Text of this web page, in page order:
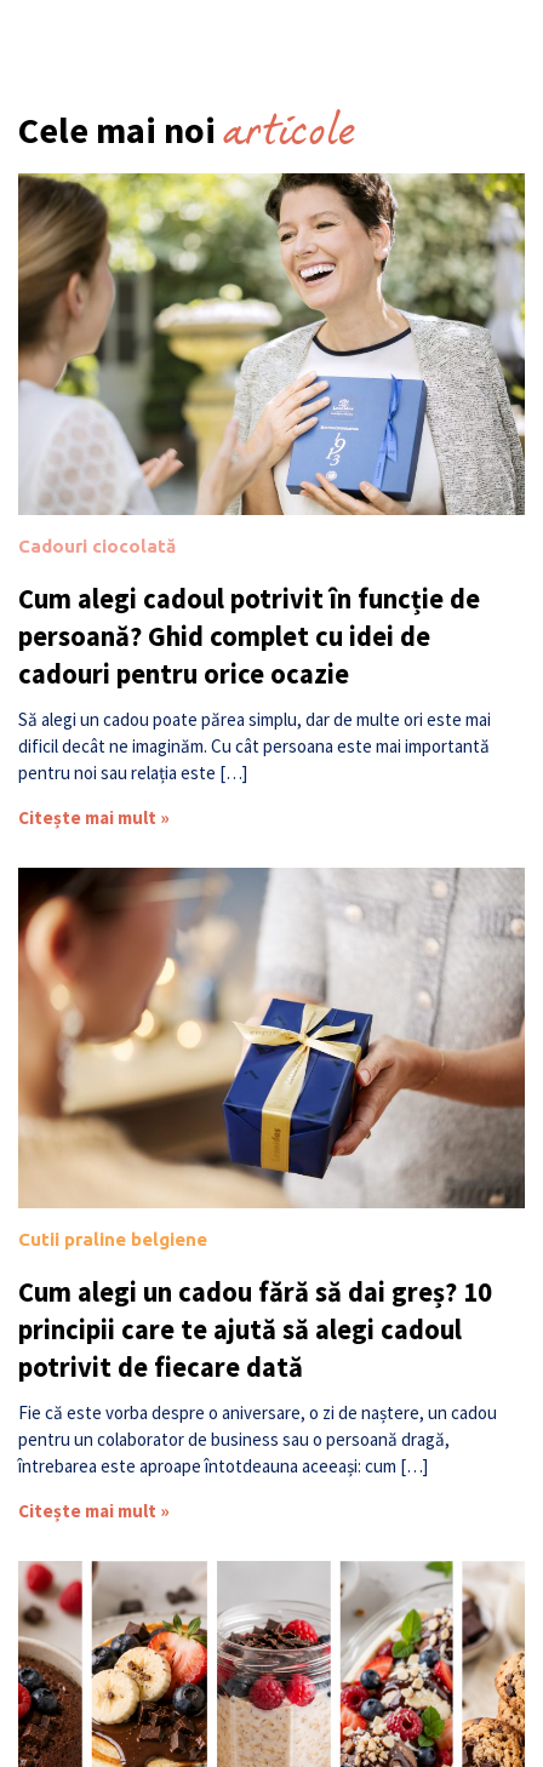
Cele mai noi articole
Cadouri ciocolată
Cum alegi cadoul potrivit în funcție de
persoană? Ghid complet cu idei de
cadouri pentru orice ocazie
Să alegi un cadou poate părea simplu, dar de multe ori este mai
dificil decât ne imaginăm. Cu cât persoana este mai importantă
pentru noi sau relația este […]
Citește mai mult »
Cutii praline belgiene
Cum alegi un cadou fără să dai greș? 10
principii care te ajută să alegi cadoul
potrivit de fiecare dată
Fie că este vorba despre o aniversare, o zi de naștere, un cadou
pentru un colaborator de business sau o persoană dragă,
întrebarea este aproape întotdeauna aceeași: cum […]
Citește mai mult »